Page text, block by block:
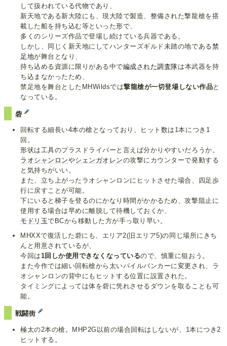
して扱われている代物であり、
新天地である新大陸にも、現大陸で製造、整備された撃龍槍を搭
載した船を持ち込む等といった形で、
多くのシリーズ作品で登場し続けている兵器である。
しかし、同じく新天地にしてハンターズギルド未踏の地である禁
足地が舞台となり、
持ち込める資源に限りがある中で編成された調査隊は本武器を持
ち込まなかったため、
禁足地を舞台としたMHWildsでは撃龍槍が一切登場しない作品と
なっている。
砦
回転する細長い4本の槍となっており、ヒット数は1本につき1
回。
形状は工具のプラスドライバーと言えば分かりやすいだろうか。
ラオシャンロンやシェンガオレンの攻撃にカウンターで発動する
と気持ちがいい。
また、立ち上がったラオシャンロンにヒットさせた場合、四足歩
行に戻すことが可能。
下にいると梯子を登るのにかなり時間がかかるため、攻撃阻止に
使用する場合は早めに離脱して待機しておくか、
モドリ玉でBCから移動した方が手っ取り早い。
MHXXで復活した砦にも、エリア2(旧エリア5)の同じ場所にきち
んと用意されているが、
今回は1回しか使用できなくなっているので、慎重に狙おう。
また今作では細い回転槍から太いパイルバンカーに変更され、ラ
オシャンロンの背中にもヒットする位置に設置された。
タイミングによっては体を砦に凭れさせるダウンを取ることも可
能。
戦闘街
極太の2本の槍。MHP2G以前の場合回転はしないが、1本につき2
ヒットする。